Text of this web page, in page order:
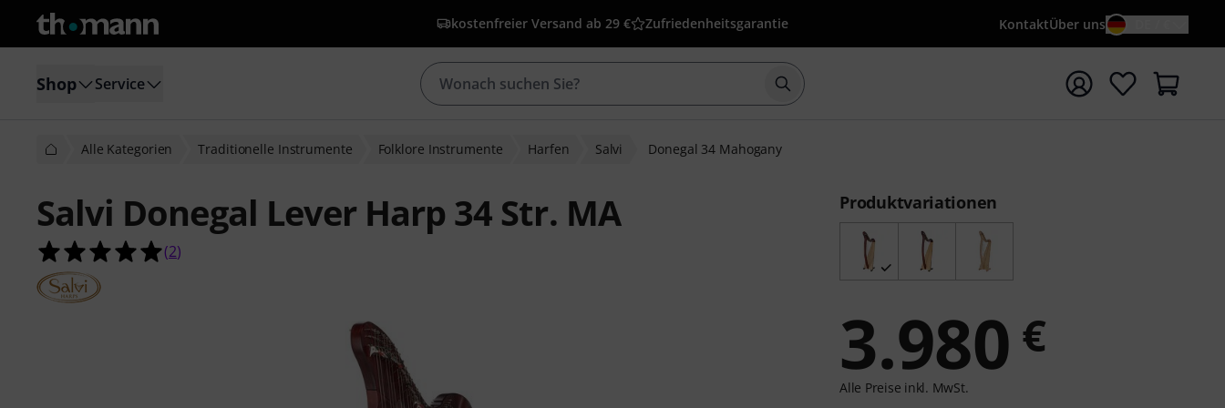
kostenfreier Versand ab 29 € Zufriedenheitsgarantie KontaktÜber uns
Shop Service Suche mit Suchwort {searchTerm} starten
Alle Kategorien Traditionelle Instrumente Folklore Instrumente Harfen Salvi Donegal 34 Mahogany
Salvi Donegal Lever Harp 34 Str. MA
5.0 von 5 Sternen aus 2 Kundenbewertungen
(2)
Produktvariationen
3.980 €
Alle Preise inkl. MwSt.